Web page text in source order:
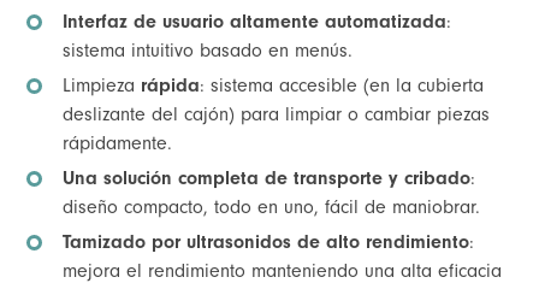
Interfaz de usuario altamente automatizada:
sistema intuitivo basado en menús.
Limpieza rápida: sistema accesible (en la cubierta
deslizante del cajón) para limpiar o cambiar piezas
rápidamente.
Una solución completa de transporte y cribado:
diseño compacto, todo en uno, fácil de maniobrar.
Tamizado por ultrasonidos de alto rendimiento:
mejora el rendimiento manteniendo una alta eficacia